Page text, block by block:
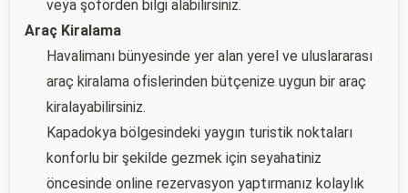
veya şoförden bilgi alabilirsiniz.
Araç Kiralama
Havalimanı bünyesinde yer alan yerel ve uluslararası
araç kiralama ofislerinden bütçenize uygun bir araç
kiralayabilirsiniz.
Kapadokya bölgesindeki yaygın turistik noktaları
konforlu bir şekilde gezmek için seyahatiniz
öncesinde online rezervasyon yaptırmanız kolaylık